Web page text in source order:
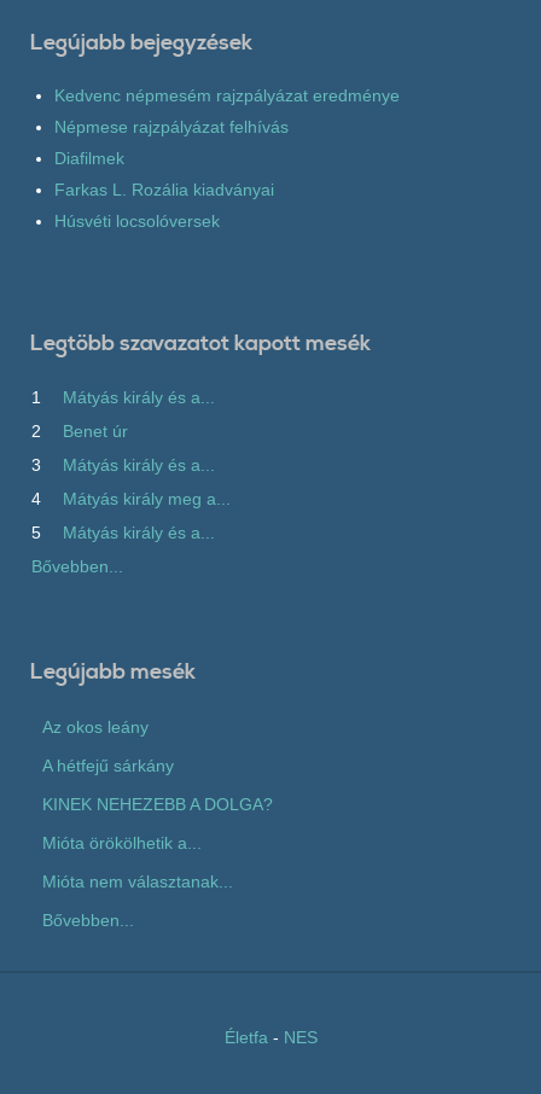
Legújabb bejegyzések
Kedvenc népmesém rajzpályázat eredménye
Népmese rajzpályázat felhívás
Diafilmek
Farkas L. Rozália kiadványai
Húsvéti locsolóversek
Legtöbb szavazatot kapott mesék
1
Mátyás király és a...
2
Benet úr
3
Mátyás király és a...
4
Mátyás király meg a...
5
Mátyás király és a...
Bővebben...
Legújabb mesék
Az okos leány
A hétfejű sárkány
KINEK NEHEZEBB A DOLGA?
Mióta örökölhetik a...
Mióta nem választanak...
Bővebben...
Életfa - NES